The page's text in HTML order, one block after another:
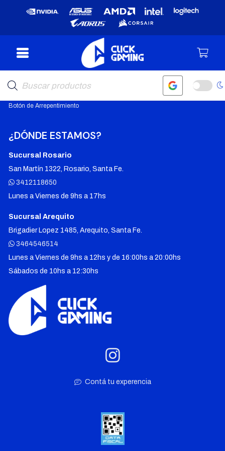
de
productos
Garantías
Términos y Condiciones
Botón de Arrepentimiento
¿DÓNDE ESTAMOS?
Sucursal Rosario
San Martín 1322, Rosario, Santa Fe.
3412118650
Lunes a Viernes de 9hs a 17hs
Sucursal Arequito
Brigadier Lopez 1485, Arequito, Santa Fe.
3464546514
Lunes a Viernes de 9hs a 12hs y de 16:00hs a 20:00hs
Sábados de 10hs a 12:30hs
Contá tu experencia